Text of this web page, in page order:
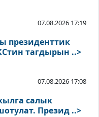
07.08.2026 17:19
президенттик
тагдырын ..>
07.08.2026 17:08
салык
Презид ..>